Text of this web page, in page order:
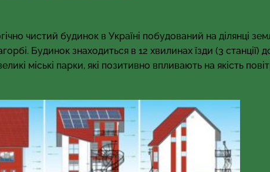
чистий будинок в Україні побудований на ділянці
Будинок знаходиться в 12 хвилинах їзди (3 станції)
міські парки, які позитивно впливають на якість